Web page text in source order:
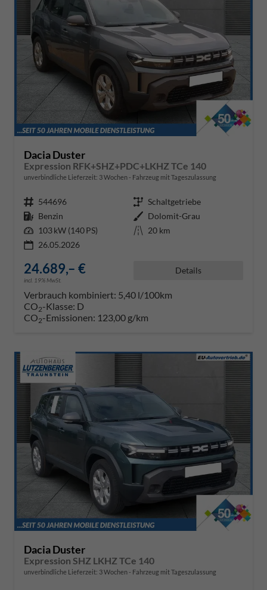
Dacia Duster
Expression RFK+SHZ+PDC+LKHZ TCe 140
unverbindliche Lieferzeit: 3 Wochen Fahrzeug mit Tageszulassung
Fahrzeugnr. 544696 Getriebe Schaltgetriebe
Kraftstoff Benzin Außenfarbe Dolomit-Grau
Leistung 103 kW (140 PS) Kilometerstand 20 km
26.05.2026
24.689,– €
incl. 19% MwSt.
Details
Verbrauch kombiniert: 5,40 l/100km
CO2-Klasse: D
CO2-Emissionen: 123,00 g/km
Dacia Duster
Expression SHZ LKHZ TCe 140
unverbindliche Lieferzeit: 3 Wochen Fahrzeug mit Tageszulassung